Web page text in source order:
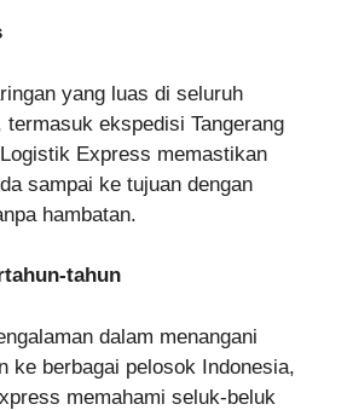
yang luas di seluruh
termasuk ekspedisi Tangerang
Express memastikan
sampai ke tujuan dengan
hambatan.
tahun
dalam menangani
ke berbagai pelosok Indonesia,
memahami seluk-beluk